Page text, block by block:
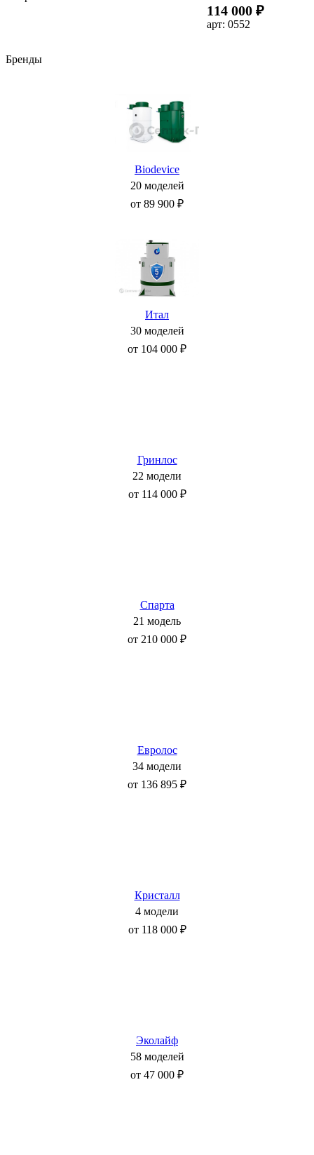
114 000 ₽
арт: 0552
Бренды
Biodevice
20 моделей
от 89 900 ₽
Итал
30 моделей
от 104 000 ₽
Гринлос
22 модели
от 114 000 ₽
Спарта
21 модель
от 210 000 ₽
Евролос
34 модели
от 136 895 ₽
Кристалл
4 модели
от 118 000 ₽
Эколайф
58 моделей
от 47 000 ₽